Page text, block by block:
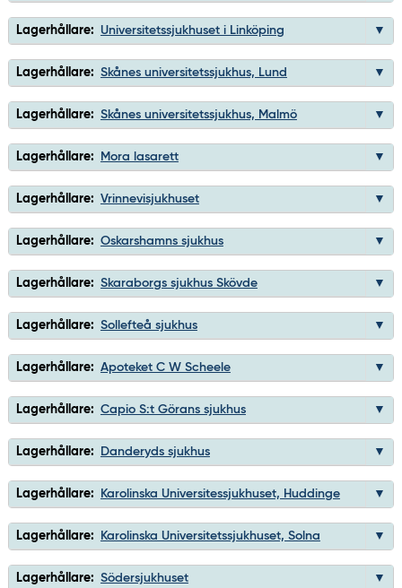
Lagerhållare: Universitetssjukhuset i Linköping
Lagerhållare: Skånes universitetssjukhus, Lund
Lagerhållare: Skånes universitetssjukhus, Malmö
Lagerhållare: Mora lasarett
Lagerhållare: Vrinnevisjukhuset
Lagerhållare: Oskarshamns sjukhus
Lagerhållare: Skaraborgs sjukhus Skövde
Lagerhållare: Sollefteå sjukhus
Lagerhållare: Apoteket C W Scheele
Lagerhållare: Capio S:t Görans sjukhus
Lagerhållare: Danderyds sjukhus
Lagerhållare: Karolinska Universitessjukhuset, Huddinge
Lagerhållare: Karolinska Universitetssjukhuset, Solna
Lagerhållare: Södersjukhuset